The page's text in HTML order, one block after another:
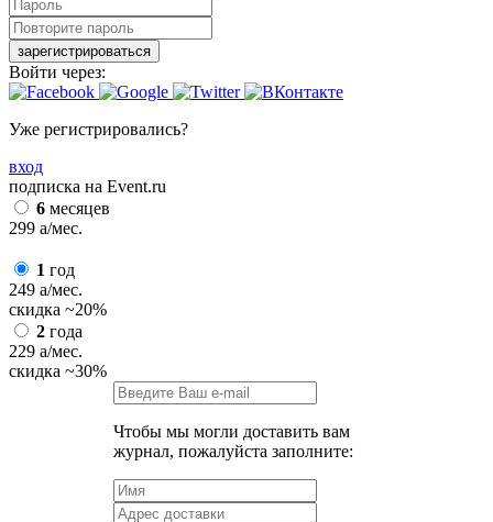
зарегистрироваться
Войти через:
Уже регистрировались?
вход
подписка на Event.ru
6 месяцев
299 a/мес.
1 год
249 a/мес.
скидка ~20%
2 года
229 a/мес.
скидка ~30%
Чтобы мы могли доставить вам
журнал, пожалуйста заполните: